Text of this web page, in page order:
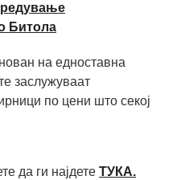
Битола
на едноставна
заслужуваат
по цени што секој
да ги најдете ТУКА.